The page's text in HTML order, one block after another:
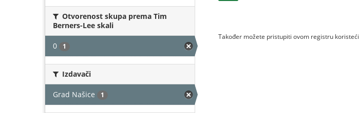
Otvorenost skupa prema Tim
Berners-Lee skali
0 1
Izdavači
Grad Našice 1
Također možete pristupiti ovom registru koristeći